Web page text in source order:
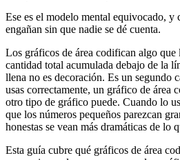
Ese es el modelo mental equivocado, y
engañan sin que nadie se dé cuenta.
Los gráficos de área codifican algo que
cantidad total acumulada debajo de la
llena no es decoración. Es un segundo
usas correctamente, un gráfico de área
otro tipo de gráfico puede. Cuando lo
que los números pequeños parezcan
honestas se vean más dramáticas de lo
Esta guía cubre qué gráficos de área